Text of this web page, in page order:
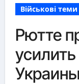
Військові теми
Рютте